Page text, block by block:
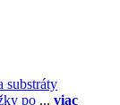
substráty
po ... viac